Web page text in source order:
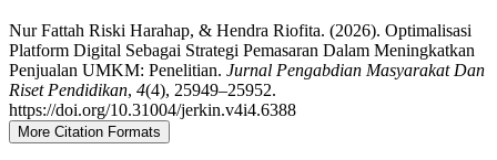
Nur Fattah Riski Harahap, & Hendra Riofita. (2026). Optimalisasi
Platform Digital Sebagai Strategi Pemasaran Dalam Meningkatkan
Penjualan UMKM: Penelitian. Jurnal Pengabdian Masyarakat Dan
Riset Pendidikan, 4(4), 25949–25952.
https://doi.org/10.31004/jerkin.v4i4.6388
More Citation Formats